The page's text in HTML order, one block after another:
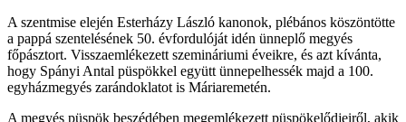
A szentmise elején Esterházy László kanonok, plébános köszöntötte
a pappá szentelésének 50. évfordulóját idén ünneplő megyés
főpásztort. Visszaemlékezett szemináriumi éveikre, és azt kívánta,
hogy Spányi Antal püspökkel együtt ünnepelhessék majd a 100.
egyházmegyés zarándoklatot is Máriaremetén.
A megyés püspök beszédében megemlékezett püspökelődjeiről, akik